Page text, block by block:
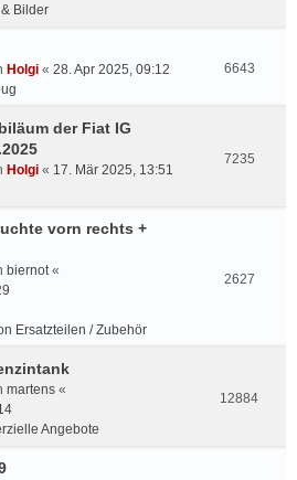
Bilder
Holgi « 28. Apr 2025, 09:12
6643
der Fiat IG
Holgi « 17. Mär 2025, 13:51
7235
vorn rechts +
biernot«
Ersatzteilen / Zubehör
2627
martens «
Angebote
12884